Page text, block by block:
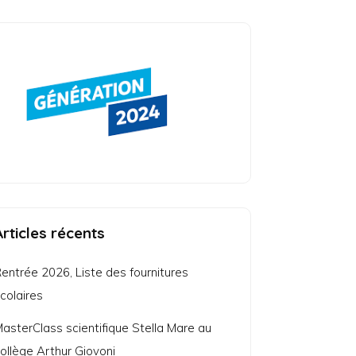
récents
2026, Liste des fournitures
scientifique Stella Mare au
Arthur Giovoni